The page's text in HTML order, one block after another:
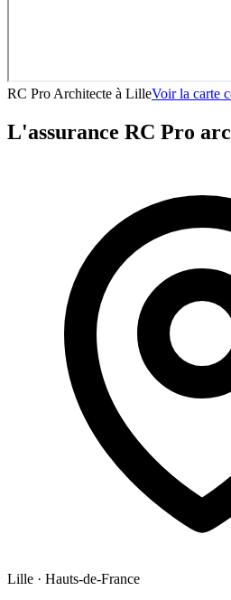
RC Pro Architecte à LilleVoir la carte
L'assurance RC Pro
Lille · Hauts-de-France